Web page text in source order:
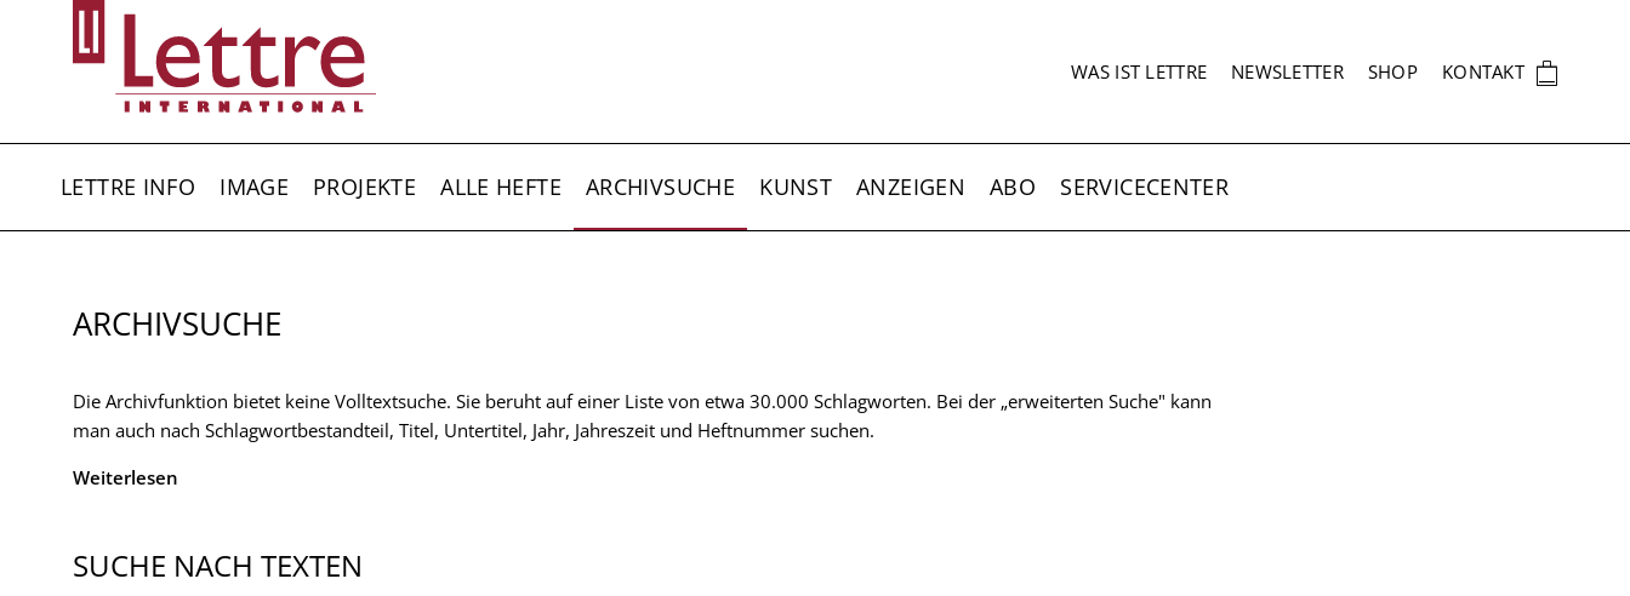
SEKUNDÄRNAVIGATION
WAS IST LETTRE NEWSLETTER SHOP KONTAKT 🛍
LETTRE INFO IMAGE PROJEKTE ALLE HEFTE ARCHIVSUCHE KUNST ANZEIGEN ABO SERVICECENTER
ARCHIVSUCHE
Die Archivfunktion bietet keine Volltextsuche. Sie beruht auf einer Liste von etwa 30.000 Schlagworten. Bei der „erweiterten Suche" kann
man auch nach Schlagwortbestandteil, Titel, Untertitel, Jahr, Jahreszeit und Heftnummer suchen.
Weiterlesen
SUCHE NACH TEXTEN